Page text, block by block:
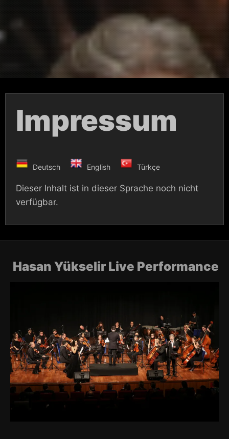
Impressum
Deutsch English Türkçe
Dieser Inhalt ist in dieser Sprache noch nicht
verfügbar.
Hasan Yükselir Live Performance